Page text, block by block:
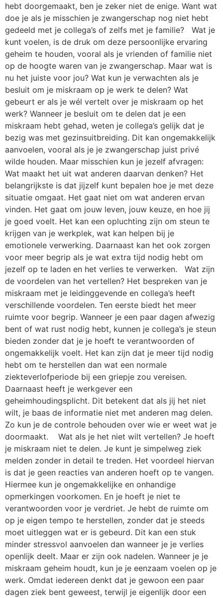
hebt doorgemaakt, ben je zeker niet de enige. Want wat
doe je als je misschien je zwangerschap nog niet hebt
gedeeld met je collega’s of zelfs met je familie? Wat je
kunt voelen, is de druk om deze persoonlijke ervaring
geheim te houden, vooral als je vrienden of familie niet
op de hoogte waren van je zwangerschap. Maar wat is
nu het juiste voor jou? Wat kun je verwachten als je
besluit om je miskraam op je werk te delen? Wat
gebeurt er als je wél vertelt over je miskraam op het
werk? Wanneer je besluit om te delen dat je een
miskraam hebt gehad, weten je collega’s gelijk dat je
bezig was met gezinsuitbreiding. Dit kan ongemakkelijk
aanvoelen, vooral als je je zwangerschap juist privé
wilde houden. Maar misschien kun je jezelf afvragen:
Wat maakt het uit wat anderen daarvan denken? Het
belangrijkste is dat jijzelf kunt bepalen hoe je met deze
situatie omgaat. Het gaat niet om wat anderen ervan
vinden. Het gaat om jouw leven, jouw keuze, en hoe jij
je goed voelt. Het kan een opluchting zijn om steun te
krijgen van je werkplek, wat kan helpen bij je
emotionele verwerking. Daarnaast kan het ook zorgen
voor meer begrip als je wat extra tijd nodig hebt om
jezelf op te laden en het verlies te verwerken. Wat zijn
de voordelen van het vertellen? Het bespreken van je
miskraam met je leidinggevende en collega’s heeft
verschillende voordelen. Ten eerste biedt het meer
ruimte voor begrip. Wanneer je een paar dagen afwezig
bent of wat rust nodig hebt, kunnen je collega’s je steun
bieden zonder dat je je hoeft te verantwoorden of
ongemakkelijk voelt. Het kan zijn dat je meer tijd nodig
hebt om te herstellen dan wat een normale
ziekteverlofperiode bij een griepje zou vereisen.
Daarnaast heeft je werkgever een
geheimhoudingsplicht. Dit betekent dat als jij het niet
wilt, je baas de informatie niet met anderen mag delen.
Zo kun je de controle behouden over wie er weet wat je
doormaakt. Wat als je het niet wilt vertellen? Je hoeft
je miskraam niet te delen. Je kunt je simpelweg ziek
melden zonder in detail te treden. Het voordeel hiervan
is dat je geen reacties van anderen hoeft op te vangen.
Hiermee kun je ongemakkelijke en onhandige
opmerkingen voorkomen. En je hoeft je niet te
verantwoorden voor je verdriet. Je hebt de ruimte om
op je eigen tempo te herstellen, zonder dat je steeds
moet uitleggen wat er is gebeurd. Dit kan een stuk
minder stressvol aanvoelen dan wanneer je je verlies
openlijk deelt. Maar er zijn ook nadelen. Wanneer je je
miskraam geheim houdt, kun je je eenzaam voelen op je
werk. Omdat iedereen denkt dat je gewoon een paar
dagen ziek bent geweest, terwijl je eigenlijk door een